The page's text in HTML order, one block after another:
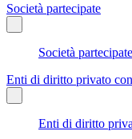
Società partecipate
Società
Enti di diritto privato
Enti di diritto